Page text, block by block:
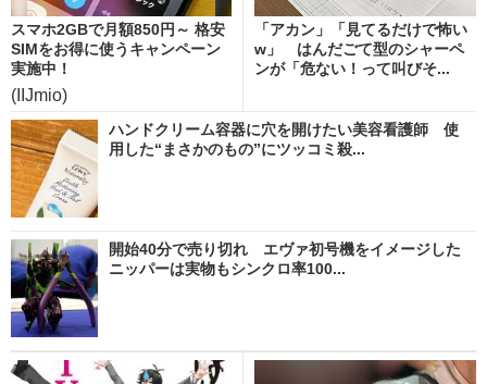
スマホ2GBで月額850円～ 格安
SIMをお得に使うキャンペーン
実施中！
(IIJmio)
「アカン」「見てるだけで怖い
w」 はんだごて型のシャーペ
ンが「危ない！って叫びそ...
ハンドクリーム容器に穴を開けたい美容看護師 使
用した“まさかのもの”にツッコミ殺...
開始40分で売り切れ エヴァ初号機をイメージした
ニッパーは実物もシンクロ率100...